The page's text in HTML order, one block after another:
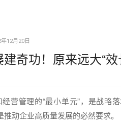
12月20日
建奇功！原来远大“效
营管理的“最小单元”，是战略
推动企业高质量发展的必然要求。